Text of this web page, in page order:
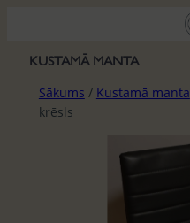
saturuKUSTAMĀ MANTA
Sākums / Kustamā manta
krēsls